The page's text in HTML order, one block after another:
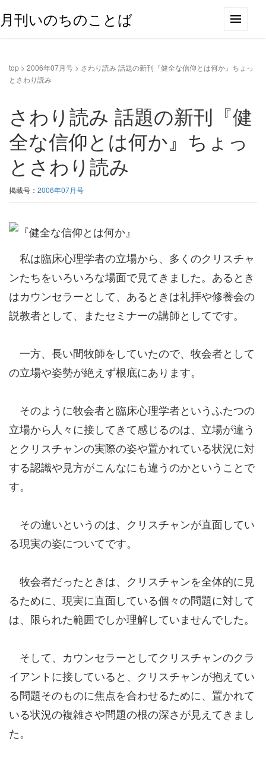
月刊いのちのことば
top > 2006年07月号 > さわり読み 話題の新刊『健全な信仰とは何か』ちょっ
とさわり読み
さわり読み 話題の新刊『健
全な信仰とは何か』ちょっ
とさわり読み
掲載号： 2006年07月号
私は臨床心理学者の立場から、多くのクリスチャ
ンたちをいろいろな場面で見てきました。あるとき
はカウンセラーとして、あるときは礼拝や修養会の
説教者として、またセミナーの講師としてです。
一方、長い間牧師をしていたので、牧会者として
の立場や姿勢が絶えず根底にあります。
そのように牧会者と臨床心理学者というふたつの
立場から人々に接してきて感じるのは、立場が違う
とクリスチャンの実際の姿や置かれている状況に対
する認識や見方がこんなにも違うのかということで
す。
その違いというのは、クリスチャンが直面してい
る現実の姿についてです。
牧会者だったときは、クリスチャンを全体的に見
るために、現実に直面している個々の問題に対して
は、限られた範囲でしか理解していませんでした。
そして、カウンセラーとしてクリスチャンのクラ
イアントに接していると、クリスチャンが抱えてい
る問題そのものに焦点を合わせるために、置かれて
いる状況の複雑さや問題の根の深さが見えてきまし
た。